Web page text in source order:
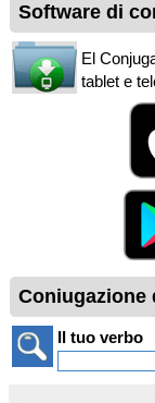
Software di
El
tablet e
Coniugazione
Il tuo verbo